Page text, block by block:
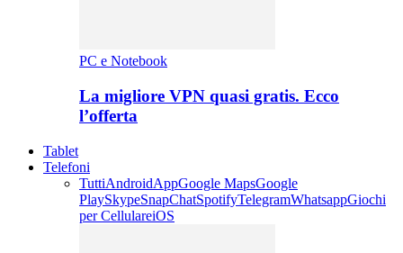
PC e Notebook
La migliore VPN quasi gratis. Ecco
l’offerta
Tablet
Telefoni
TuttiAndroidAppGoogle MapsGoogle
PlaySkypeSnapChatSpotifyTelegramWhatsappGiochi
per CellulareiOS